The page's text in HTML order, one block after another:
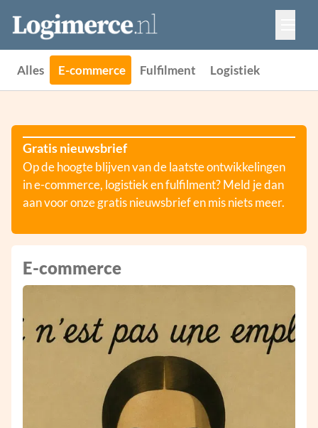
Vacatures
Events
Adverteren
Partners
Alles E-commerce Fulfilment Logistiek
Gratis nieuwsbrief
Op de hoogte blijven van de laatste ontwikkelingen
in e-commerce, logistiek en fulfilment? Meld je dan
aan voor onze gratis nieuwsbrief en mis niets meer.
E-commerce